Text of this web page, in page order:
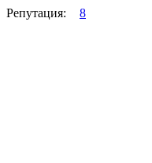
Репутация: 8